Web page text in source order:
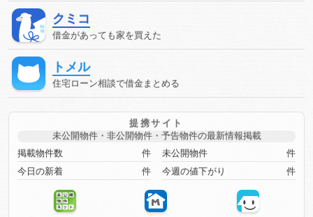
収益還元法
取引
意解除
合筆登記 同時履行
利
国民年金 土地 売買
容積率
審査に通った方法
専有部分
建ぺい率 建物
建築基準法
建築確認 弁済 弁護士
留保
意思無能力者 成年後見人 手付 手形
批准価
格
抗弁 抗弁権 抵当権 担保 担保権 援用
損
敷地、防火、衛生、
根抵当権 検索の抗弁権 構造 構造計算
権利義
務
民事保全 民事執行手続 民事執行法
決算書
法令 法律 法律行為 消滅 消滅時効
清
算
準防火地域 無効 無権代理
物
登記事項証明書 目的別ローン
直系尊属
相続人 相続時精算課税制度
短期譲渡所
クミコ
借金があっても家を買えた
トメル
住宅ローン相談で借金まとめる
提携サイト
未公開物件・非公開物件・予告物件の最新情報掲載
掲載物件数
件 未公開物件
件
今日の新着
件 今週の値下がり 件